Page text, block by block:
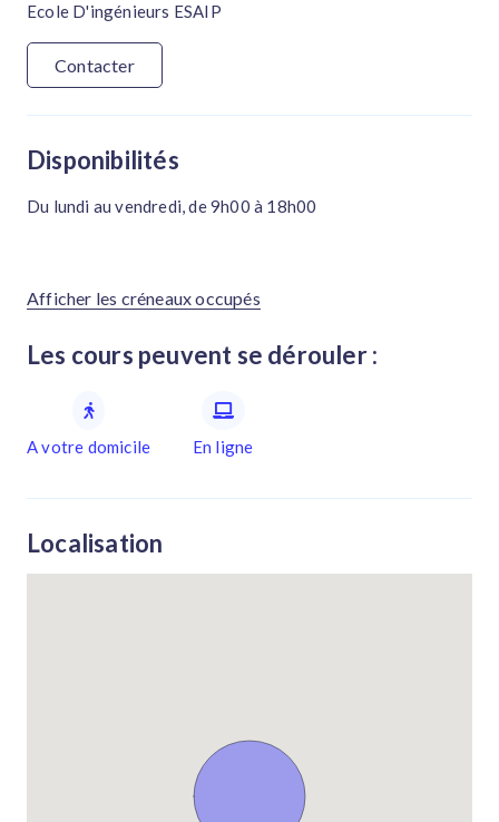
Ecole D'ingénieurs ESAIP
Contacter
Disponibilités
Du lundi au vendredi, de 9h00 à 18h00
Afficher les créneaux occupés
Les cours peuvent se dérouler :
A votre domicile En ligne
Localisation